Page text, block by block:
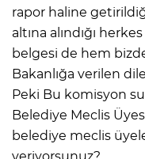
rapor haline
altına alındığı
belgesi de hem
Bakanlığa verilen
Peki Bu komisyon
Belediye Meclis
belediye meclis